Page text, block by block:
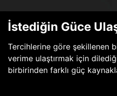
İstediğin Güce
Tercihlerine göre şekillenen
verime ulaştırmak için
birbirinden farklı güç